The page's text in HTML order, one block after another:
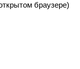
браузере)